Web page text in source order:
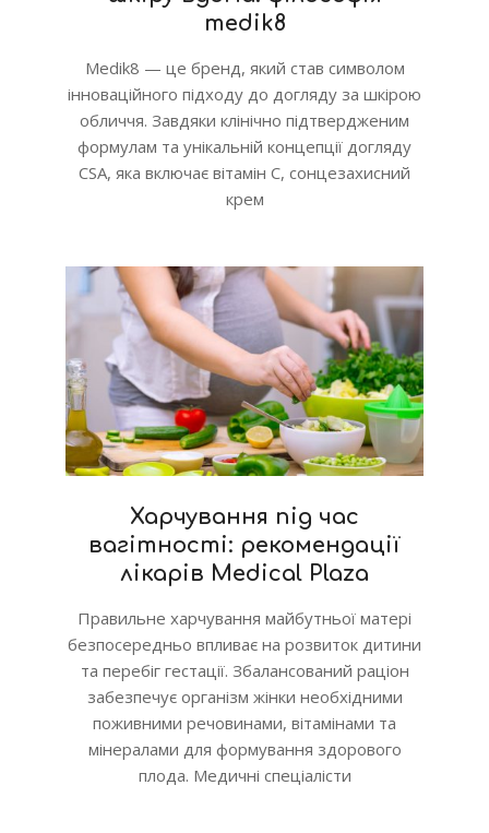
medik8
Medik8 — це бренд, який став символом
інноваційного підходу до догляду за шкірою
обличчя. Завдяки клінічно підтвердженим
формулам та унікальній концепції догляду
CSA, яка включає вітамін C, сонцезахисний
крем
Харчування під час
вагітності: рекомендації
лікарів Medical Plaza
Правильне харчування майбутньої матері
безпосередньо впливає на розвиток дитини
та перебіг гестації. Збалансований раціон
забезпечує організм жінки необхідними
поживними речовинами, вітамінами та
мінералами для формування здорового
плода. Медичні спеціалісти